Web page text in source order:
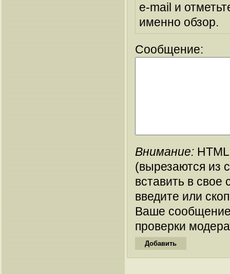
e-mail и
именно обзор.
Сообщение:
Внимание:
(вырезаются из
вставить в
введите или
Ваше
проверки